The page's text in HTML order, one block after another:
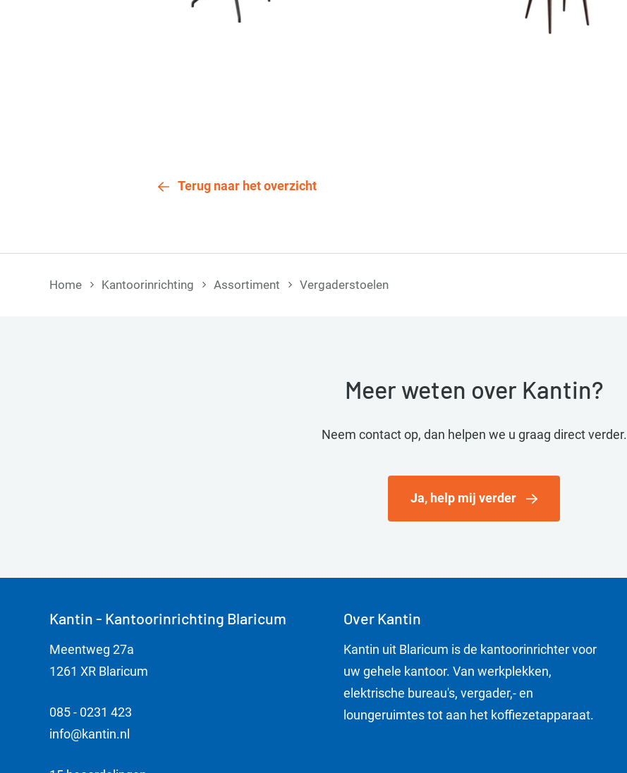
Terug naar het overzicht
Home Kantoorinrichting Assortiment Vergaderstoelen
Meer weten over Kantin?
Neem contact op, dan helpen we u graag direct verder.
Ja, help mij verder
Kantin - Kantoorinrichting Blaricum
Meentweg 27a
1261 XR Blaricum
085 - 0231 423
info@kantin.nl
Over Kantin
Kantin uit Blaricum is de kantoorinrichter voor
uw gehele kantoor. Van werkplekken,
elektrische bureau's, vergader,- en
loungeruimtes tot aan het koffiezetapparaat.